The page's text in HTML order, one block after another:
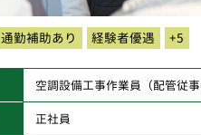
通勤補助あり 経験者優遇 +5
空調設備工事作業員（配管従事
正社員